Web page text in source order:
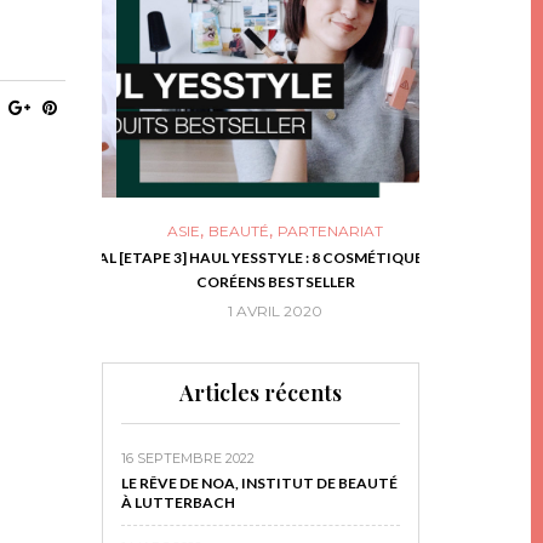
ASIE,BEAUTÉ,PARTENARIAT
[ETAPE 3] HAUL YESSTYLE : 8 COSMÉTIQUES
CORÉENS BESTSELLER
1 AVRIL 2020
Articles récents
16 SEPTEMBRE 2022
LE RÊVE DE NOA, INSTITUT DE BEAUTÉ
À LUTTERBACH